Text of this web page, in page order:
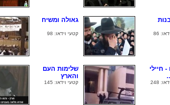
86
גאולה ומשיח
קטעי וידאו: 98
- חיילי
248
שלימות העם
והארץ
קטעי וידאו: 145